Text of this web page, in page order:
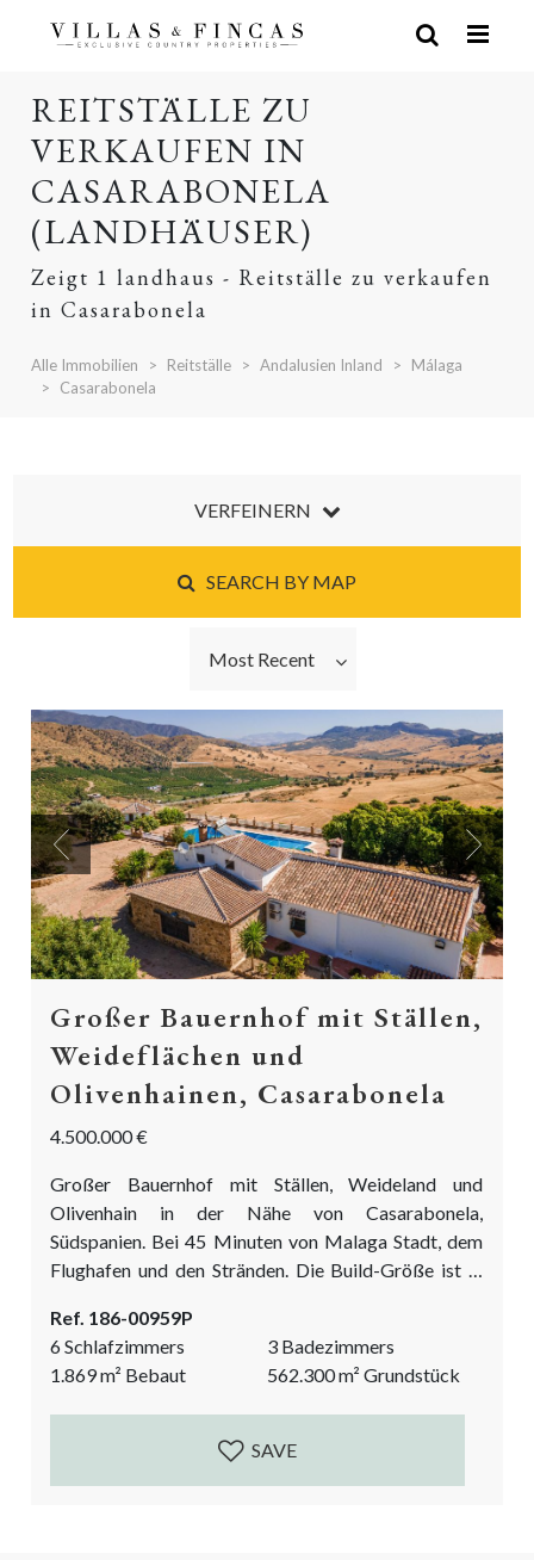
REITSTÄLLE ZU
VERKAUFEN IN
CASARABONELA
(LANDHÄUSER)
Zeigt 1 landhaus - Reitställe zu verkaufen
in Casarabonela
Alle Immobilien Reitställe Andalusien Inland
Málaga
Casarabonela
Most Recent
VERFEINERN
SEARCH BY MAP
Previous Next
Großer Bauernhof mit Ställen,
Weideflächen und
Olivenhainen, Casarabonela
4.500.000 €
Großer Bauernhof mit Ställen, Weideland und
Olivenhain in der Nähe von Casarabonela,
Südspanien. Bei 45 Minuten von Malaga Stadt, dem
Flughafen und den Stränden. Die Build-Größe ist in
Landwirtschaft und Viehzucht Nutzung unterteilt. In
Bezug auf die Wohnnutzung gibt es ein Haupthaus
(356m2), ein Wach- oder Gästehaus (76m2) und einen
fantastischen olympischen Pool (ca. 11,5x24m), ein
Poolhaus, eine überdachte Terrasse/BBQ-Bereich...
Ref. 186-00959P
6 Schlafzimmers
3 Badezimmers
1.869m² Bebaut 562.300m² Grundstück
SAVE